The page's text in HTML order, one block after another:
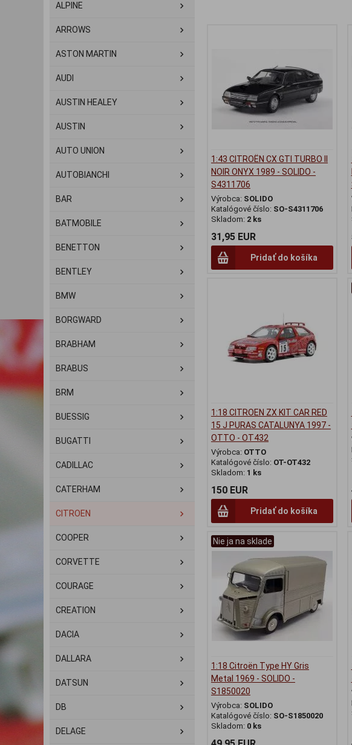
ALPINE
ARROWS
ASTON MARTIN
AUDI
AUSTIN HEALEY
AUSTIN
AUTO UNION
AUTOBIANCHI
BAR
BATMOBILE
BENETTON
BENTLEY
BMW
BORGWARD
BRABHAM
BRABUS
BRM
BUESSIG
BUGATTI
CADILLAC
CATERHAM
CITROEN
COOPER
CORVETTE
COURAGE
CREATION
DACIA
DALLARA
DATSUN
DB
DELAGE
1:43 CITROËN CX GTI TURBO II
NOIR ONYX 1989 - SOLIDO -
S4311706
Výrobca: SOLIDO
Katalógové číslo: SO-S4311706
Skladom: 2 ks
31,95 EUR
Pridať do košíka
1:18 CITROEN ZX KIT CAR RED
15 J PURAS CATALUNYA 1997 -
OTTO - OT432
Výrobca: OTTO
Katalógové číslo: OT-OT432
Skladom: 1 ks
150 EUR
Pridať do košíka
Nie ja na sklade
1:18 Citroën Type HY Gris
Metal 1969 - SOLIDO -
S1850020
Výrobca: SOLIDO
Katalógové číslo: SO-S1850020
Skladom: 0 ks